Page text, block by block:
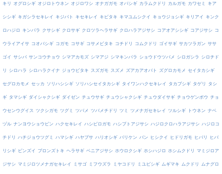
キリ オグロシギ オジロトウネン オジロワシ オナガガモ オバシギ カラムクドリ カルガモ カワセミ キア
シシギ キガシラセキレイ キジバト キセキレイ キビタキ キマユムシクイ キョウジョシギ キリアイ キンク
ロハジロ キンパラ クサシギ クロサギ クロツラヘラサギ クロハラアジサシ コアオアシシギ コアジサシ コ
ウライアイサ コオバシギ コガモ コサギ コサメビタキ コチドリ コムクドリ ゴイサギ サカツラガン ササ
ゴイ サシバ サンコウチョウ シマアカモズ シマアジ シマキンパラ ショウドウツバメ シロガシラ シロチド
リ シロハラ シロハラクイナ ジョウビタキ スズガモ スズメ ズアカアオバト ズグロカモメ セイタカシギ
セグロカモメ セッカ ソリハシシギ ソリハシセイタカシギ タイワンハクセキレイ タカブシギ タゲリ タシ
ギ タマシギ ダイシャクシギ ダイゼン チュウサギ チュウシャクシギ チュウダイサギ チョウゲンボウ チョ
ウセンウグイス ツクシガモ ツグミ ツバメ ツバメチドリ ツミ ツメナガセキレイ ツルシギ トウネン ナベ
ヅル ナンヨウショウビン ハクセキレイ ハシビロガモ ハシブトアジサシ ハジロクロハラアジサシ ハジロコ
チドリ ハチジョウツグミ ハマシギ ハヤブサ ハリオシギ バリケン バン ヒシクイ ヒドリガモ ヒバリ ヒバ
リシギ ビンズイ ブロンズトキ ヘラサギ ベニアジサシ ホウロクシギ ホシハジロ ホシムクドリ マミジロア
ジサシ マミジロツメナガセキレイ ミサゴ ミフウズラ ミヤコドリ ミユビシギ ムギマキ ムクドリ ムナグロ